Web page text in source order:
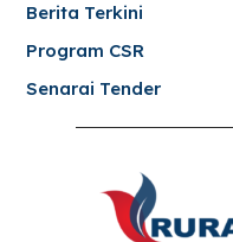
Berita Terkini
Program CSR
Senarai Tender